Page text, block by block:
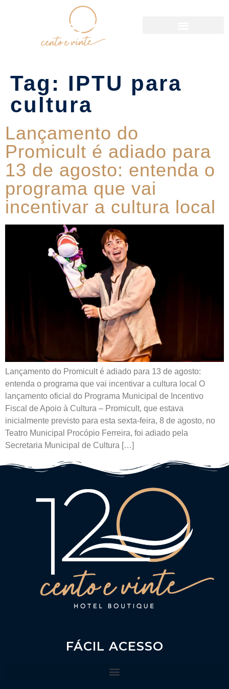
Tag: IPTU para
cultura
Lançamento do
Promicult é adiado para
13 de agosto: entenda o
programa que vai
incentivar a cultura local
Lançamento do Promicult é adiado para 13 de agosto:
entenda o programa que vai incentivar a cultura local O
lançamento oficial do Programa Municipal de Incentivo
Fiscal de Apoio à Cultura – Promicult, que estava
inicialmente previsto para esta sexta-feira, 8 de agosto, no
Teatro Municipal Procópio Ferreira, foi adiado pela
Secretaria Municipal de Cultura […]
FÁCIL ACESSO